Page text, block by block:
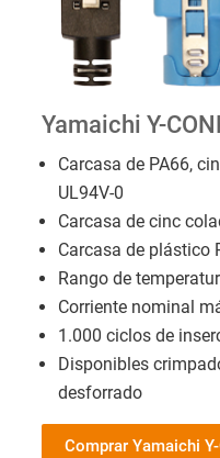
Yamaichi Y-
Carcasa de PA66,
UL94V-0
Carcasa de cinc
Carcasa de plástico
Rango de
Corriente nominal
1.000 ciclos de
Disponibles
desforrado
Comprar Yamaichi